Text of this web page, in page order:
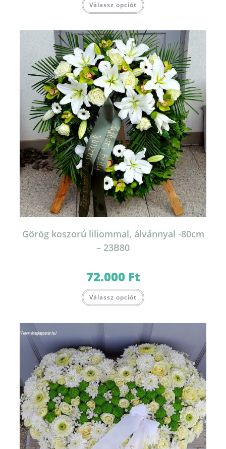
Válassz opciót
Görög koszorú liliommal, álvánnyal -80cm
– 23B80
72.000 Ft
Válassz opciót